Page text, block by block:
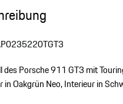
des Porsche 911 GT3 mit
in Oakgrün Neo, Interieur in